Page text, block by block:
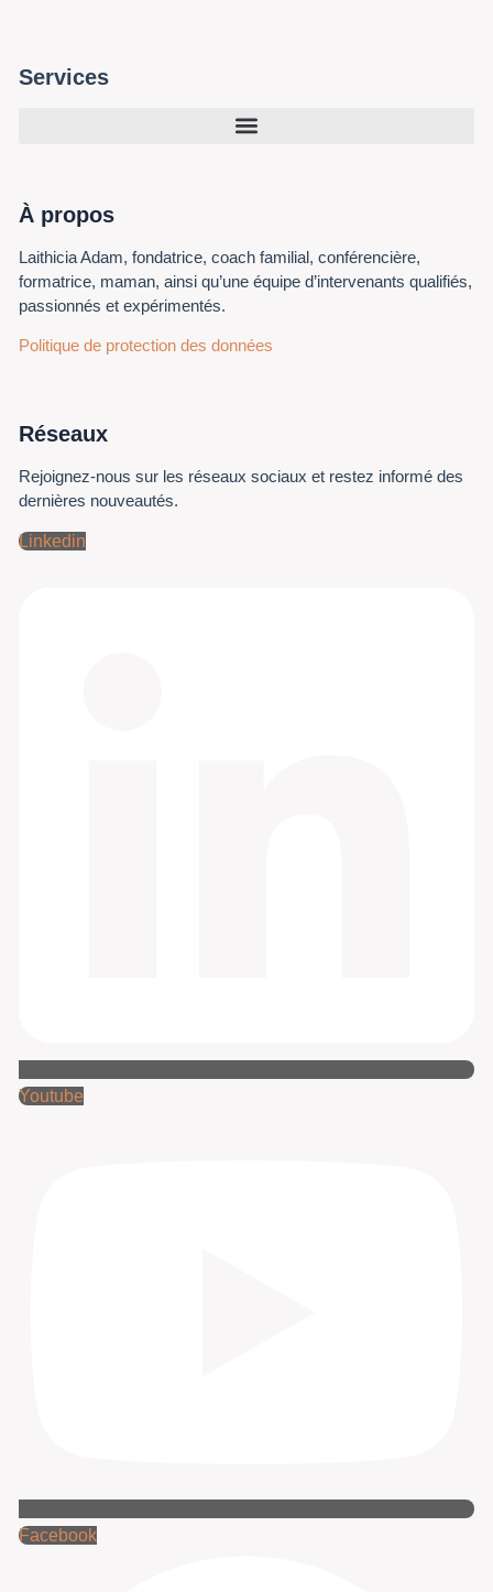
Services
À propos
Laithicia Adam, fondatrice, coach familial, conférencière,
formatrice, maman, ainsi qu’une équipe d’intervenants qualifiés,
passionnés et expérimentés.
Politique de protection des données
Réseaux
Rejoignez-nous sur les réseaux sociaux et restez informé des
dernières nouveautés.
Linkedin
Youtube
Facebook